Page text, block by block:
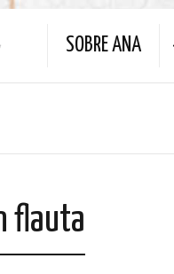
SOBRE ANA
flauta